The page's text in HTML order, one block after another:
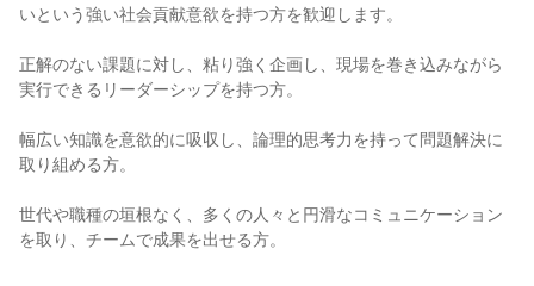
いという強い社会貢献意欲を持つ方を歓迎します。
正解のない課題に対し、粘り強く企画し、現場を巻き込みながら
実行できるリーダーシップを持つ方。
幅広い知識を意欲的に吸収し、論理的思考力を持って問題解決に
取り組める方。
世代や職種の垣根なく、多くの人々と円滑なコミュニケーション
を取り、チームで成果を出せる方。